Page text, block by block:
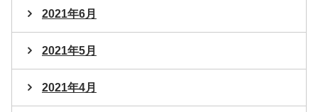
2021年6月
2021年5月
2021年4月